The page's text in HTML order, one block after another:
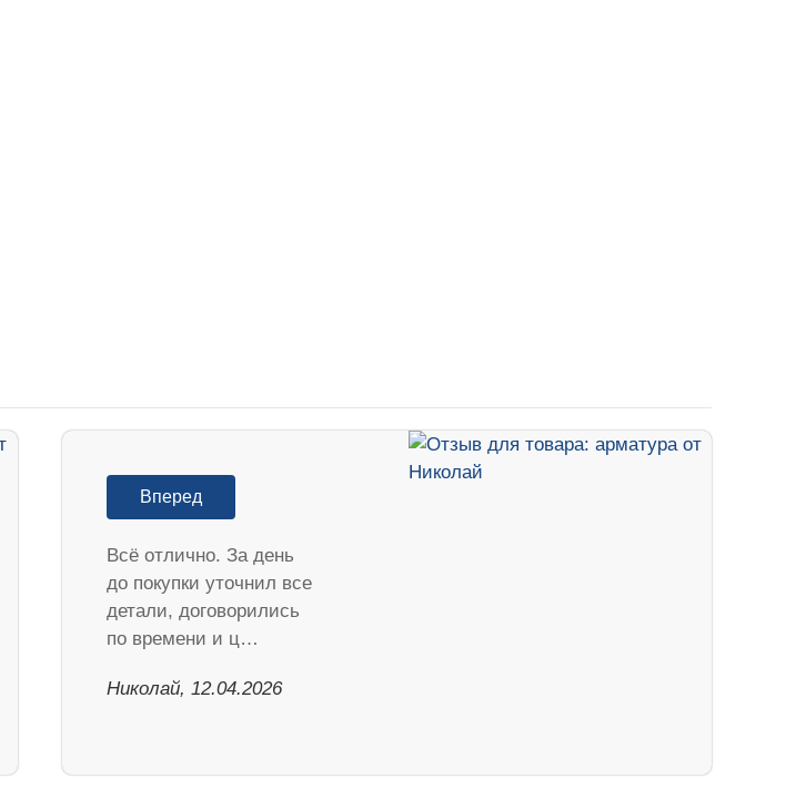
Вперед
Всё отлично. За день
до покупки уточнил все
детали, договорились
по времени и ц…
Николай, 12.04.2026